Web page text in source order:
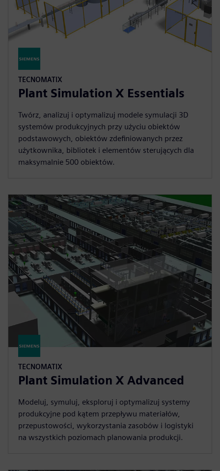
TECNOMATIX
Plant Simulation X Essentials
Twórz, analizuj i optymalizuj modele symulacji 3D
systemów produkcyjnych przy użyciu obiektów
podstawowych, obiektów zdefiniowanych przez
użytkownika, bibliotek i elementów sterujących dla
maksymalnie 500 obiektów.
TECNOMATIX
Plant Simulation X Advanced
Modeluj, symuluj, eksploruj i optymalizuj systemy
produkcyjne pod kątem przepływu materiałów,
przepustowości, wykorzystania zasobów i logistyki
na wszystkich poziomach planowania produkcji.